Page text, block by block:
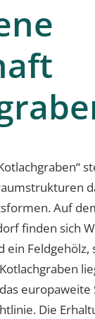
Auf
finden sich
ein
Die